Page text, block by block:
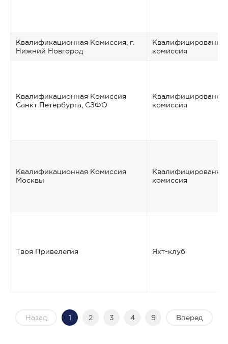
Квалификационная Комиссия, г.
Нижний Новгород
комиссия
Квалификационная Комиссия
Санкт Петербурга, СЗФО
комиссия
Квалификационная Комиссия
Москвы
комиссия
Твоя Привелегия Яхт-клуб
Назад 1 2 3 4 9 Вперед